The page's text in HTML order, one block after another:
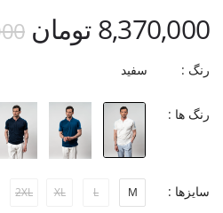
8,370,000 تومان
رنگ : سفید
رنگ ها :
سایزها : M
L
XL
2XL